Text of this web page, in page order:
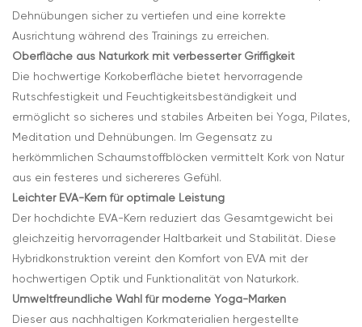
Dehnübungen sicher zu vertiefen und eine korrekte
Ausrichtung während des Trainings zu erreichen.
Oberfläche aus Naturkork mit verbesserter Griffigkeit
Die hochwertige Korkoberfläche bietet hervorragende
Rutschfestigkeit und Feuchtigkeitsbeständigkeit und
ermöglicht so sicheres und stabiles Arbeiten bei Yoga, Pilates,
Meditation und Dehnübungen. Im Gegensatz zu
herkömmlichen Schaumstoffblöcken vermittelt Kork von Natur
aus ein festeres und sichereres Gefühl.
Leichter EVA-Kern für optimale Leistung
Der hochdichte EVA-Kern reduziert das Gesamtgewicht bei
gleichzeitig hervorragender Haltbarkeit und Stabilität. Diese
Hybridkonstruktion vereint den Komfort von EVA mit der
hochwertigen Optik und Funktionalität von Naturkork.
Umweltfreundliche Wahl für moderne Yoga-Marken
Dieser aus nachhaltigen Korkmaterialien hergestellte